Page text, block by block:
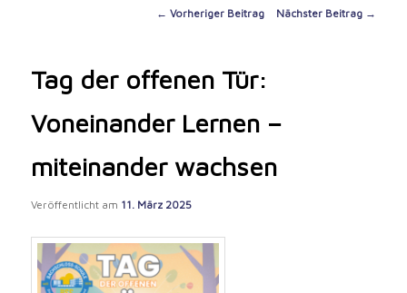
Post
← Vorheriger Beitrag Nächster Beitrag →
Tag der offenen Tür:
Voneinander Lernen –
miteinander wachsen
Veröffentlicht am 11. März 2025